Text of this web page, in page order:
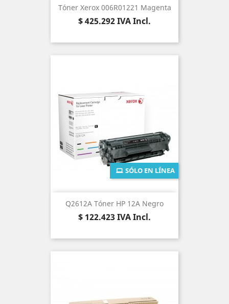
Tóner Xerox 006R01221 Magenta
Precio
$ 425.292IVA Incl.
Q2612A Tóner HP 12A Negro
Precio
$ 122.423IVA Incl.
SÓLO EN LÍNEA